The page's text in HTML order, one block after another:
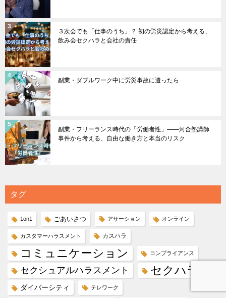
３次会でも「仕事のうち」？ 初の労災認定から考える、
飲み会セクハラと会社の責任
副業・ダブルワーク中に労災事故に遭ったら
副業・フリーランス時代の「労働者性」――河合塾講師
事件から考える、自由な働き方と本当のリスク
タグ
1on1 ごあいさつ アサーション オンライン
カスタマーハラスメント カスハラ
コミュニケーション コンプライアンス
セクシュアルハラスメント セクハラ
ダイバーシティ テレワーク